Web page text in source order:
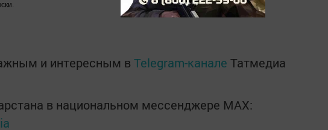
и интересным в Telegram-канале Татмедиа
в национальном мессенджере MАХ: